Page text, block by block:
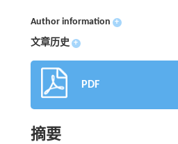
Author information +
文章历史 +
PDF
摘要